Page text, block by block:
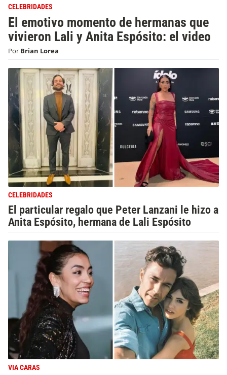
CELEBRIDADES
El emotivo momento de hermanas que
vivieron Lali y Anita Espósito: el video
Por Brian Lorea
CELEBRIDADES
El particular regalo que Peter Lanzani le hizo a
Anita Espósito, hermana de Lali Espósito
VIA CARAS